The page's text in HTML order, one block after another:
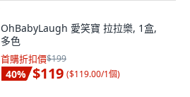
OhBabyLaugh 愛笑寶 拉拉樂, 1盒,
多色
首購折扣價$199
40% $119 ($119.00/1個)